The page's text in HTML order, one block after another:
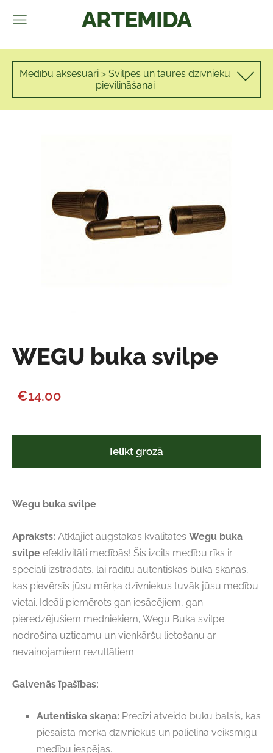
ARTEMIDA
Medību aksesuāri > Svilpes un taures dzīvnieku
pievilināšanai
WEGU buka svilpe
€14.00
Ielikt grozā
Wegu buka svilpe
Apraksts: Atklājiet augstākās kvalitātes Wegu buka
svilpe efektivitāti medībās! Šis izcils medību rīks ir
speciāli izstrādāts, lai radītu autentiskas buka skaņas,
kas pievērsīs jūsu mērķa dzīvniekus tuvāk jūsu medību
vietai. Ideāli piemērots gan iesācējiem, gan
pieredzējušiem medniekiem, Wegu Buka svilpe
nodrošina uzticamu un vienkāršu lietošanu ar
nevainojamiem rezultātiem.
Galvenās īpašības:
Autentiska skaņa: Precīzi atveido buku balsis, kas
piesaista mērķa dzīvniekus un palielina veiksmīgu
medību iespējas.